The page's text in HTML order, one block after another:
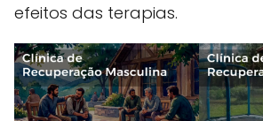
efeitos das terapias.